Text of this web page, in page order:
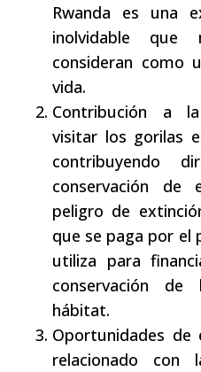
Rwanda es una
inolvidable que
consideran como
vida.
Contribución a
visitar los gorilas
contribuyendo
conservación de
peligro de
que se paga por el
utiliza para
conservación
hábitat.
Oportunidades de
relacionado con